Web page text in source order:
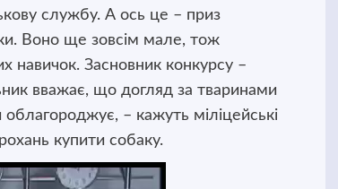
службу. А ось це – приз
Воно ще зовсім мале, тож
навичок. Засновник конкурсу –
вважає, що догляд за тваринами
облагороджує, – кажуть міліцейські
купити собаку.